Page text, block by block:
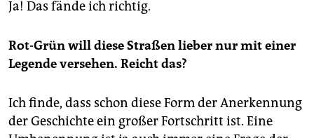
Von der Baumwollbörsebis zur Norddeutschen
und Bauten kolonialen Ursprungs versorgt.
Ja! Das fände ich richtig.
Rot-Grün will diese Straßen lieber nur mit einer
Legende versehen. Reicht das?
Ich finde, dass schon diese Form der Anerkennung
der Geschichte ein großer Fortschritt ist. Eine